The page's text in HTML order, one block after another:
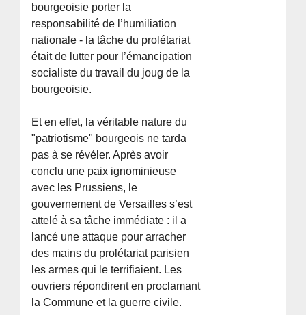
bourgeoisie porter la
responsabilité de l’humiliation
nationale - la tâche du prolétariat
était de lutter pour l’émancipation
socialiste du travail du joug de la
bourgeoisie.
Et en effet, la véritable nature du
"patriotisme" bourgeois ne tarda
pas à se révéler. Après avoir
conclu une paix ignominieuse
avec les Prussiens, le
gouvernement de Versailles s’est
attelé à sa tâche immédiate : il a
lancé une attaque pour arracher
des mains du prolétariat parisien
les armes qui le terrifiaient. Les
ouvriers répondirent en proclamant
la Commune et la guerre civile.